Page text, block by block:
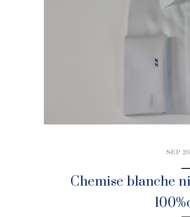
SEP
Chemise blanche